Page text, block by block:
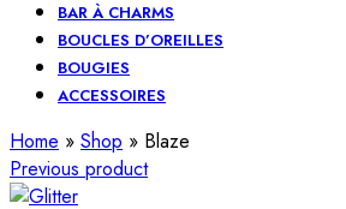
BAR À CHARMS
BOUCLES D’OREILLES
BOUGIES
ACCESSOIRES
Home » Shop » Blaze
Previous product